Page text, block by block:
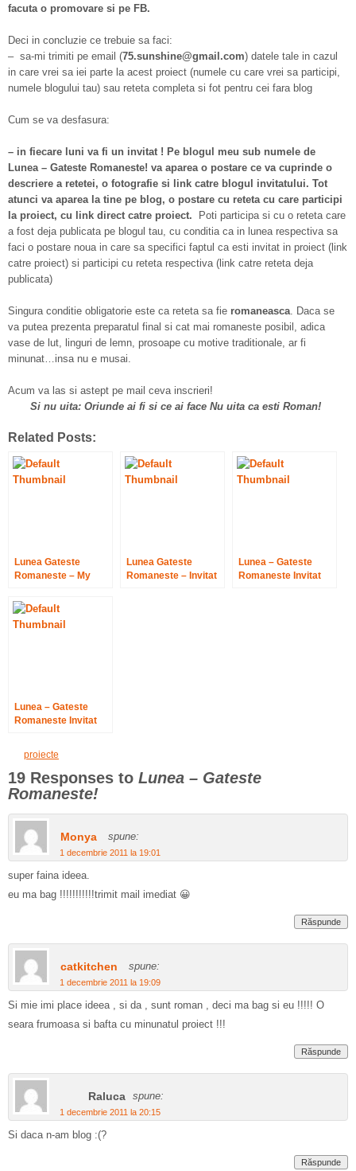
facuta o promovare si pe FB.
Deci in concluzie ce trebuie sa faci:
– sa-mi trimiti pe email (75.sunshine@gmail.com) datele tale in cazul
in care vrei sa iei parte la acest proiect (numele cu care vrei sa participi,
numele blogului tau) sau reteta completa si fot pentru cei fara blog
Cum se va desfasura:
– in fiecare luni va fi un invitat ! Pe blogul meu sub numele de
Lunea – Gateste Romaneste! va aparea o postare ce va cuprinde o
descriere a retetei, o fotografie si link catre blogul invitatului. Tot
atunci va aparea la tine pe blog, o postare cu reteta cu care participi
la proiect, cu link direct catre proiect.
Poti participa si cu o reteta care
a fost deja publicata pe blogul tau, cu conditia ca in lunea respectiva sa
faci o postare noua in care sa specifici faptul ca esti invitat in proiect (link
catre proiect) si participi cu reteta respectiva (link catre reteta deja
publicata)
Singura conditie obligatorie este ca reteta sa fie romaneasca. Daca se
va putea prezenta preparatul final si cat mai romaneste posibil, adica
vase de lut, linguri de lemn, prosoape cu motive traditionale, ar fi
minunat…insa nu e musai.
Acum va las si astept pe mail ceva inscrieri!
Si nu uita: Oriunde ai fi si ce ai face Nu uita ca esti Roman!
Related Posts:
Lunea Gateste
Romaneste – My
Lunea Gateste
Romaneste – Invitat
Lunea – Gateste
Romaneste Invitat
Lunea – Gateste
Romaneste Invitat
proiecte
19 Responses to Lunea – Gateste
Romaneste!
Monya spune:
1 decembrie 2011 la 19:01
super faina ideea.
eu ma bag !!!!!!!!!!!trimit mail imediat 😀
Răspunde
catkitchen spune:
1 decembrie 2011 la 19:09
Si mie imi place ideea , si da , sunt roman , deci ma bag si eu !!!!! O
seara frumoasa si bafta cu minunatul proiect !!!
Răspunde
Raluca spune:
1 decembrie 2011 la 20:15
Si daca n-am blog :(?
Răspunde